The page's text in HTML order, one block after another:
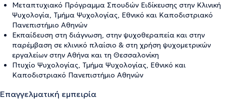
Μεταπτυχιακό Πρόγραμμα Σπουδών Ειδίκευσης στην Κλινική
Ψυχολογία, Τμήμα Ψυχολογίας, Εθνικό και Καποδιστριακό
Πανεπιστήμιο Αθηνών
Εκπαίδευση στη διάγνωση, στην ψυχοθεραπεία και στην
παρέμβαση σε κλινικό πλαίσιο & στη χρήση ψυχομετρικών
εργαλείων στην Αθήνα και τη Θεσσαλονίκη
Πτυχίο Ψυχολογίας, Τμήμα Ψυχολογίας, Εθνικό και
Καποδιστριακό Πανεπιστήμιο Αθηνών
Επαγγελματική εμπειρία